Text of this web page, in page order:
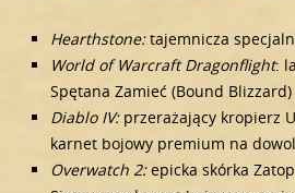
Hearthstone:tajemnicza
World of Warcraft Dragonflight:
Spętana Zamieć (Bound Blizzard)
Diablo IV: przerażający kropierz
karnet bojowy premium na
Overwatch 2:epicka skórka